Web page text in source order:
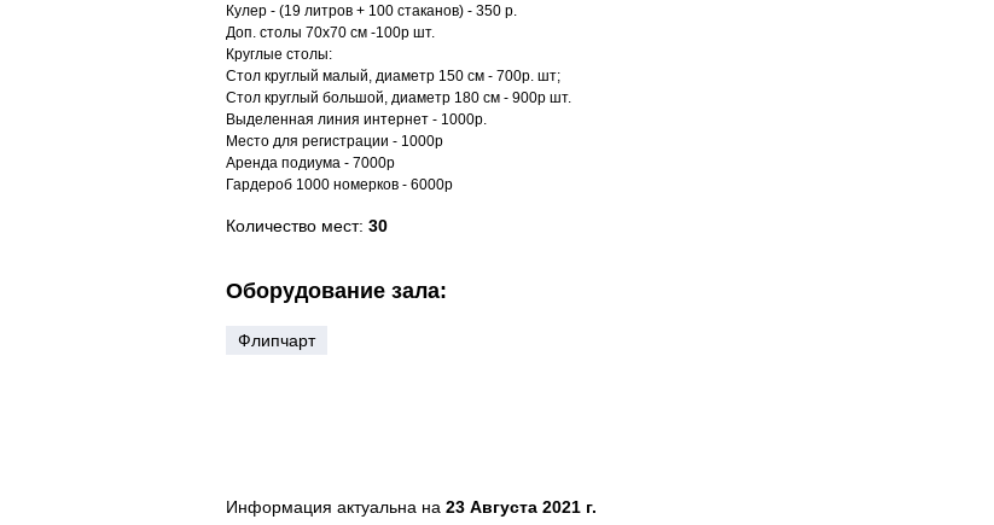
Кулер - (19 литров + 100 стаканов) - 350 р.
Доп. столы 70х70 см -100р шт.
Круглые столы:
Стол круглый малый, диаметр 150 см - 700р. шт;
Стол круглый большой, диаметр 180 см - 900р шт.
Выделенная линия интернет - 1000р.
Место для регистрации - 1000р
Аренда подиума - 7000р
Гардероб 1000 номерков - 6000р
Количество мест: 30
Оборудование зала:
Флипчарт
Информация актуальна на 23 Августа 2021 г.